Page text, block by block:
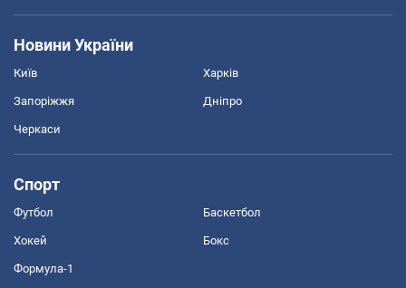
Новини України
Київ Харків
Запоріжжя Дніпро
Черкаси
Спорт
Футбол Баскетбол
Хокей Бокс
Формула-1